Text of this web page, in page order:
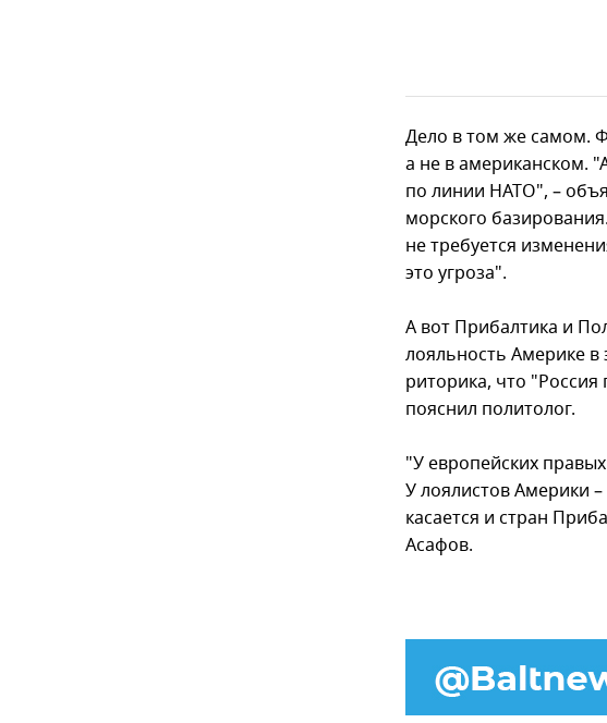
Дело в том же самом.
а не в американском.
по линии НАТО", –
морского
не требуется
это угроза".
А вот Прибалтика и
лояльность Америке
риторика, что "Россия
пояснил политолог.
"У европейских
У лоялистов Америки
касается и стран
Асафов.